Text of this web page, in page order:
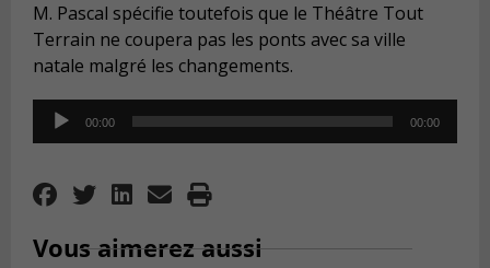
M. Pascal spécifie toutefois que le Théâtre Tout
Terrain ne coupera pas les ponts avec sa ville
natale malgré les changements.
Audio
Player
00:00 00:00
Vous aimerez aussi